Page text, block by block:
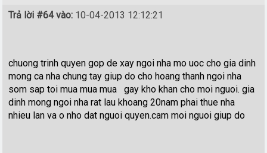
Trả lời #64 vào: 10-04-2013 12:12:21
chuong trinh quyen gop de xay ngoi nha mo uoc cho gia dinh
mong ca nha chung tay giup do cho hoang thanh ngoi nha
som sap toi mua mua mua gay kho khan cho moi nguoi. gia
dinh mong ngoi nha rat lau khoang 20nam phai thue nha
nhieu lan va o nho dat nguoi quyen.cam moi nguoi giup do